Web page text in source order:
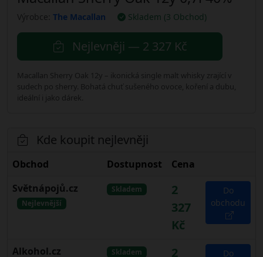
Výrobce: The Macallan Skladem (3 Obchod)
Nejlevněji — 2 327 Kč
Macallan Sherry Oak 12y – ikonická single malt whisky zrající v
sudech po sherry. Bohatá chuť sušeného ovoce, koření a dubu,
ideální i jako dárek.
Kde koupit nejlevněji
Obchod Dostupnost
Cena
Světnápojů.cz
Nejlevnější
Skladem
2
327
Kč
Do
obchodu
Alkohol.cz Skladem
2
Do